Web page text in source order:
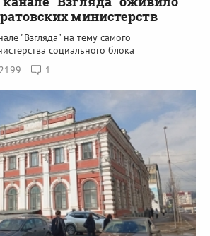
министерств
"Взгляда" на тему самого
социального блока
2199 1